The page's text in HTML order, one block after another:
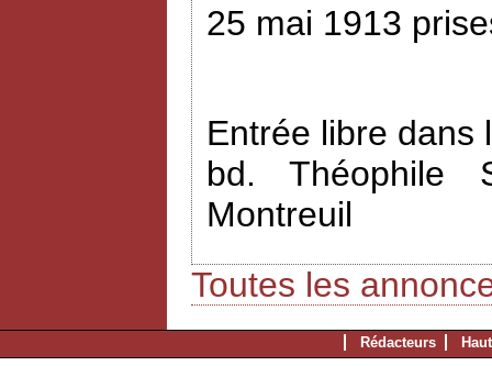
25 mai 1913
Entrée libre dans
bd. Théophile
Montreuil
Toutes les
Rédacteurs